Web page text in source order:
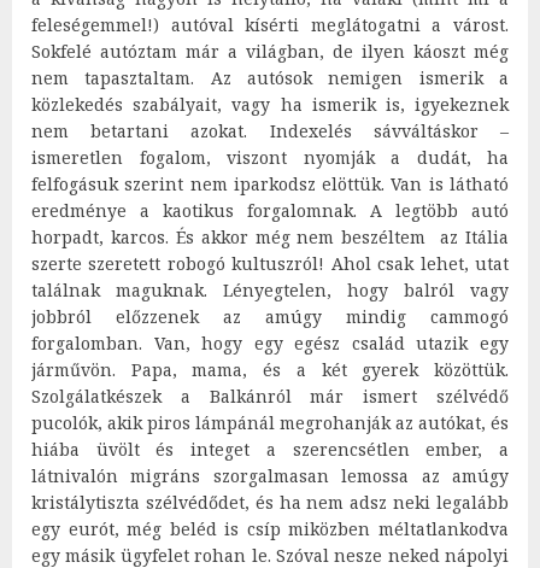
feleségemmel!) autóval kísérti meglátogatni a várost.
Sokfelé autóztam már a világban, de ilyen káoszt még
nem tapasztaltam. Az autósok nemigen ismerik a
közlekedés szabályait, vagy ha ismerik is, igyekeznek
nem betartani azokat. Indexelés sávváltáskor –
ismeretlen fogalom, viszont nyomják a dudát, ha
felfogásuk szerint nem iparkodsz elöttük. Van is látható
eredménye a kaotikus forgalomnak. A legtöbb autó
horpadt, karcos. És akkor még nem beszéltem az Itália
szerte szeretett robogó kultuszról! Ahol csak lehet, utat
találnak maguknak. Lényegtelen, hogy balról vagy
jobbról előzzenek az amúgy mindig cammogó
forgalomban. Van, hogy egy egész család utazik egy
járművön. Papa, mama, és a két gyerek közöttük.
Szolgálatkészek a Balkánról már ismert szélvédő
pucolók, akik piros lámpánál megrohanják az autókat, és
hiába üvölt és integet a szerencsétlen ember, a
látnivalón migráns szorgalmasan lemossa az amúgy
kristálytiszta szélvédődet, és ha nem adsz neki legalább
egy eurót, még beléd is csíp miközben méltatlankodva
egy másik ügyfelet rohan le. Szóval nesze neked nápolyi